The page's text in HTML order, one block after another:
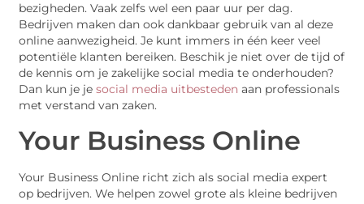
bezigheden. Vaak zelfs wel een paar uur per dag.
Bedrijven maken dan ook dankbaar gebruik van al deze
online aanwezigheid. Je kunt immers in één keer veel
potentiële klanten bereiken. Beschik je niet over de tijd of
de kennis om je zakelijke social media te onderhouden?
Dan kun je jesocial media uitbesteden aan professionals
met verstand van zaken.
Your Business Online
Your Business Online richt zich als social media expert
op bedrijven. We helpen zowel grote als kleine bedrijven